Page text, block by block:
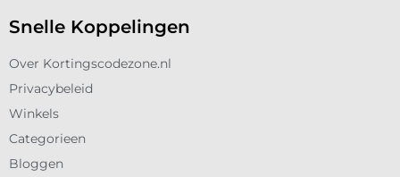
Snelle Koppelingen
Over Kortingscodezone.nl
Privacybeleid
Winkels
Categorieen
Bloggen